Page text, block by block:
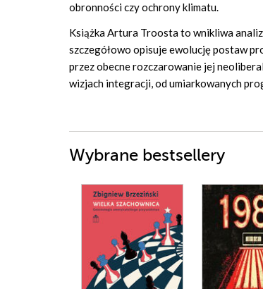
obronności czy ochrony klimatu.
Książka Artura Troosta to wnikliwa
szczegółowo opisuje ewolucję postaw
przez obecne rozczarowanie jej
wizjach integracji, od umiarkowanych
Wybrane bestsellery